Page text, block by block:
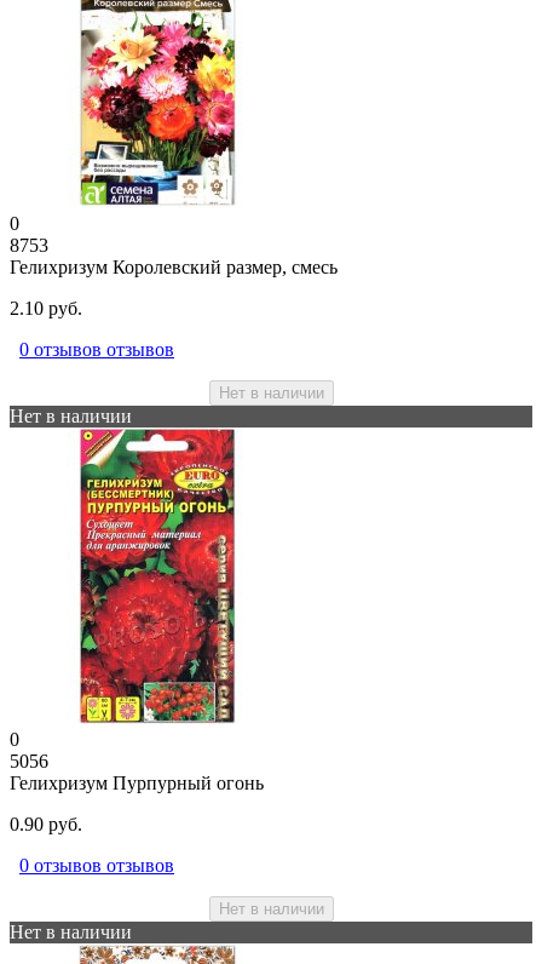
0
8753
Гелихризум Королевский размер, смесь
2.10 руб.
0 отзывов отзывов
Нет в наличии
Нет в наличии
0
5056
Гелихризум Пурпурный огонь
0.90 руб.
0 отзывов отзывов
Нет в наличии
Нет в наличии